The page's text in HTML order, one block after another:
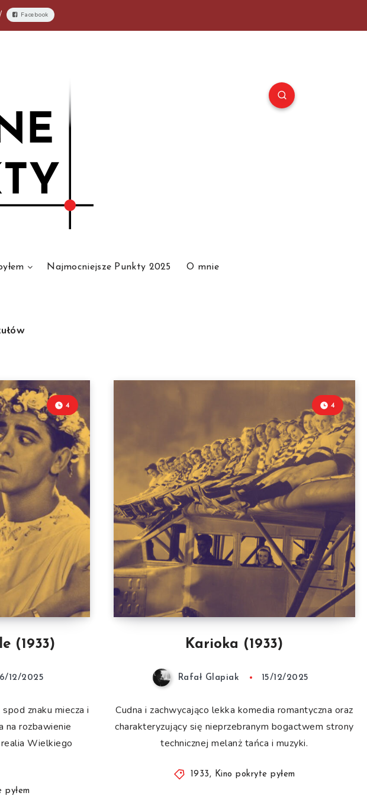
/ Facebook
Najmocniejsze Punkty 2025 O mnie
(1933)
4
12/2025
znaku miecza i
na rozbawienie
Wielkiego
pyłem
Karioka (1933)
4
Rafał Glapiak 15/12/2025
Cudna i zachwycająco lekka komedia romantyczna oraz
charakteryzujący się nieprzebranym bogactwem strony
technicznej melanż tańca i muzyki.
1933, Kino pokryte pyłem